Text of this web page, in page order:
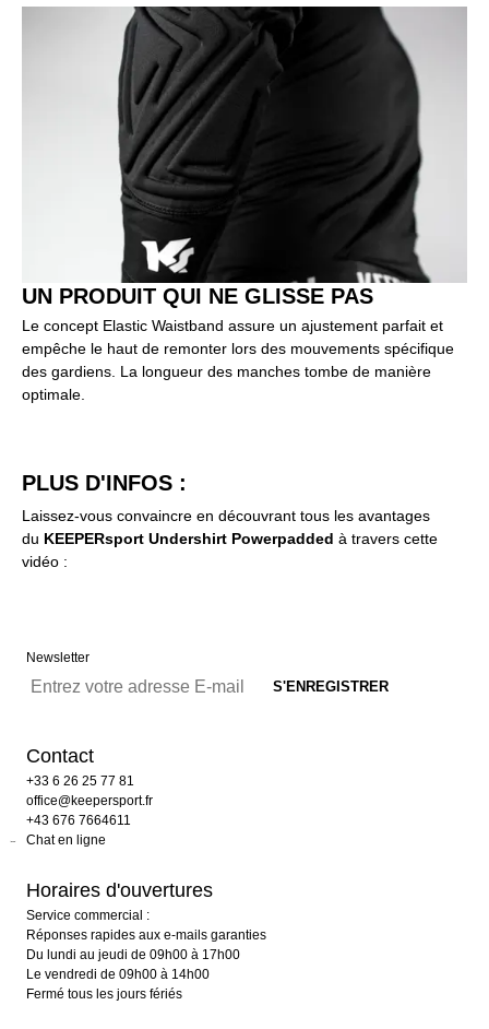
UN PRODUIT QUI NE GLISSE PAS
Le concept Elastic Waistband assure un ajustement parfait et
empêche le haut de remonter lors des mouvements spécifique
des gardiens. La longueur des manches tombe de manière
optimale.
PLUS D'INFOS :
Laissez-vous convaincre en découvrant tous les avantages
du KEEPERsport Undershirt Powerpadded à travers cette
vidéo :
Newsletter
Contact
+33 6 26 25 77 81
office@keepersport.fr
+43 676 7664611
Chat en ligne
Horaires d'ouvertures
Service commercial :
Réponses rapides aux e-mails garanties
Du lundi au jeudi de 09h00 à 17h00
Le vendredi de 09h00 à 14h00
Fermé tous les jours fériés